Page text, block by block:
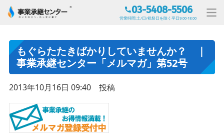
03-5408-5506
営業時間:土/日/祝祭日を除く平日9:00-18:00
もぐらたたきばかりしていませんか？ ｜
事業承継センター「メルマガ」第52号
2013年10月16日 09:40 投稿